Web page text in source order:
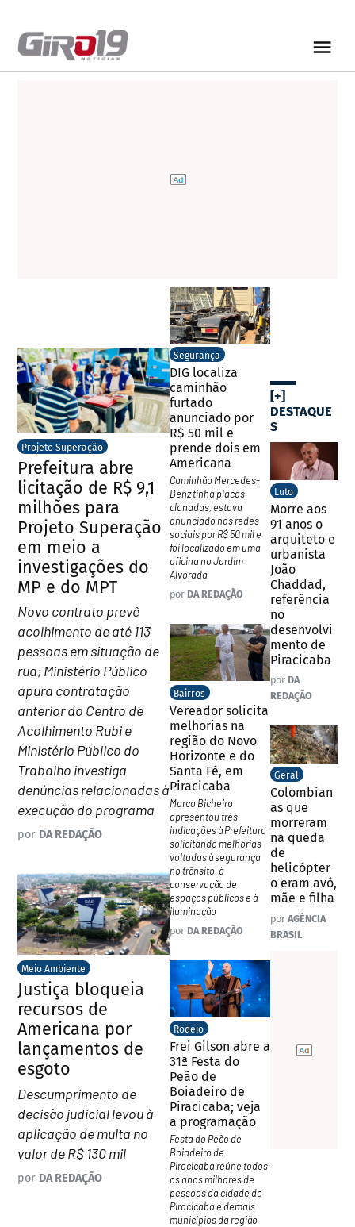
Projeto Superação
Prefeitura abre
licitação de R$ 9,1
milhões para
Projeto Superação
em meio a
investigações do
MP e do MPT
Novo contrato prevê
acolhimento de até 113
pessoas em situação de
rua; Ministério Público
apura contratação
anterior do Centro de
Acolhimento Rubi e
Ministério Público do
Trabalho investiga
denúncias relacionadas à
execução do programa
por DA REDAÇÃO
Meio Ambiente
Justiça bloqueia
recursos de
Americana por
lançamentos de
esgoto
Descumprimento de
decisão judicial levou à
aplicação de multa no
valor de R$ 130 mil
por DA REDAÇÃO
Segurança
DIG localiza
caminhão
furtado
anunciado por
R$ 50 mil e
prende dois em
Americana
Caminhão Mercedes-
Benz tinha placas
clonadas, estava
anunciado nas redes
sociais por R$ 50 mil e
foi localizado em uma
oficina no Jardim
Alvorada
por DA REDAÇÃO
Bairros
Vereador solicita
melhorias na
região do Novo
Horizonte e do
Santa Fé, em
Piracicaba
Marco Bicheiro
apresentou três
indicações à Prefeitura
solicitando melhorias
voltadas à segurança
no trânsito, à
conservação de
espaços públicos e à
iluminação
por DA REDAÇÃO
Rodeio
Frei Gilson abre a
31ª Festa do
Peão de
Boiadeiro de
Piracicaba; veja
a programação
Festa do Peão de
Boiadeiro de
Piracicaba reúne todos
os anos milhares de
pessoas da cidade de
Piracicaba e demais
municípios da região
[+]
DESTAQUE
S
Luto
Morre aos
91 anos o
arquiteto e
urbanista
João
Chaddad,
referência
no
desenvolvi
mento de
Piracicaba
por DA
REDAÇÃO
Geral
Colombian
as que
morreram
na queda
de
helicópter
o eram avó,
mãe e filha
por AGÊNCIA
BRASIL